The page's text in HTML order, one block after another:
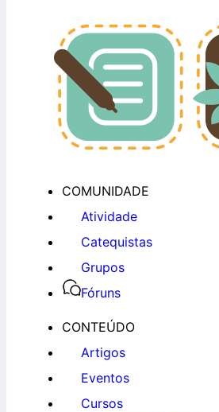
COMUNIDADE
Atividade
Catequistas
Grupos
Fóruns
CONTEÚDO
Artigos
Eventos
Cursos